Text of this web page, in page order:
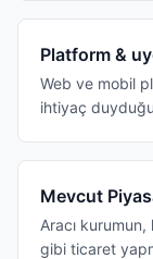
Platform &
Web ve mobil
ihtiyaç
Mevcut
Aracı
gibi ticaret